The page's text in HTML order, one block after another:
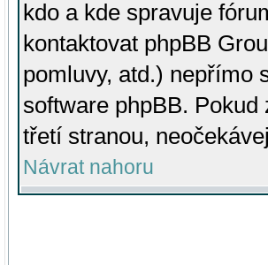
kdo a kde spravuje
kontaktovat phpBB
pomluvy, atd.) nepřímo
software phpBB.
třetí stranou,
Návrat nahoru